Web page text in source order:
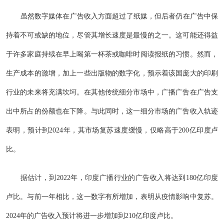
虽然数字媒体在广告收入方面超过了纸媒，但后者仍在广告中保
持着不可或缺的地位，尽管其增长速度是最慢的之一。这可能还得益
于许多家庭持续在早上喝第一杯茶或咖啡时阅读报纸的习惯。然而，
生产成本的激增，加上一些出版物的数字化，预示着该国庞大的印刷
行业的未来将充满坎坷。在其他传统细分市场中，广播广告在广告支
出中所占的份额也在下降。与此同时，这一细分市场的广告收入轨迹
表明，预计到2024年，其市场复苏速度缓慢，仅略高于200亿印度卢
比。
据估计，到2022年，印度广播行业的广告收入将达到180亿印度
卢比。与前一年相比，这一数字有所增加，表明从疫情影响中复苏。
2024年的广告收入预计将进一步增加到210亿印度卢比。